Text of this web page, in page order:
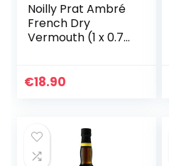
Noilly Prat Ambré
French Dry
Vermouth (1 x 0.75
€18.90